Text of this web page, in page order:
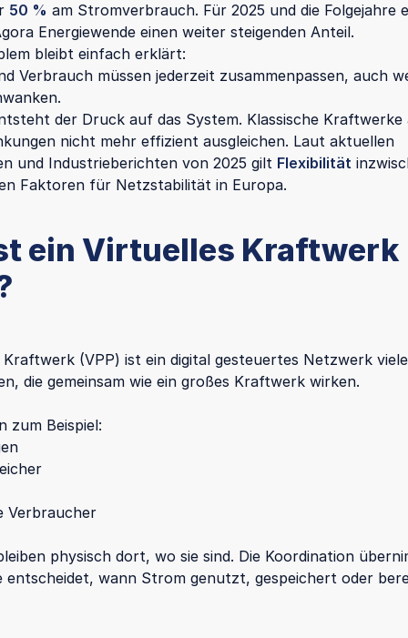
50 % am Stromverbrauch. Für 2025 und die Folgejahre
Energiewende einen weiter steigenden Anteil.
bleibt einfach erklärt:
Verbrauch müssen jederzeit zusammenpassen, auch
der Druck auf das System. Klassische Kraftwerke
nicht mehr effizient ausgleichen. Laut aktuellen
und Industrieberichten von 2025 gilt Flexibilität
Faktoren für Netzstabilität in Europa.
ein Virtuelles Kraftwerk
Kraftwerk (VPP) ist ein digital gesteuertes Netzwerk
die gemeinsam wie ein großes Kraftwerk wirken.
zum Beispiel:
Verbraucher
physisch dort, wo sie sind. Die Koordination
entscheidet, wann Strom genutzt, gespeichert oder